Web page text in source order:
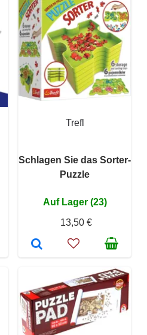
Trefl
Schlagen Sie das Sorter-
Puzzle
Auf Lager (23)
13,50 €